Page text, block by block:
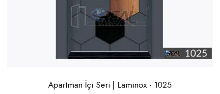
Apartman İçi Seri | Laminox - 1025